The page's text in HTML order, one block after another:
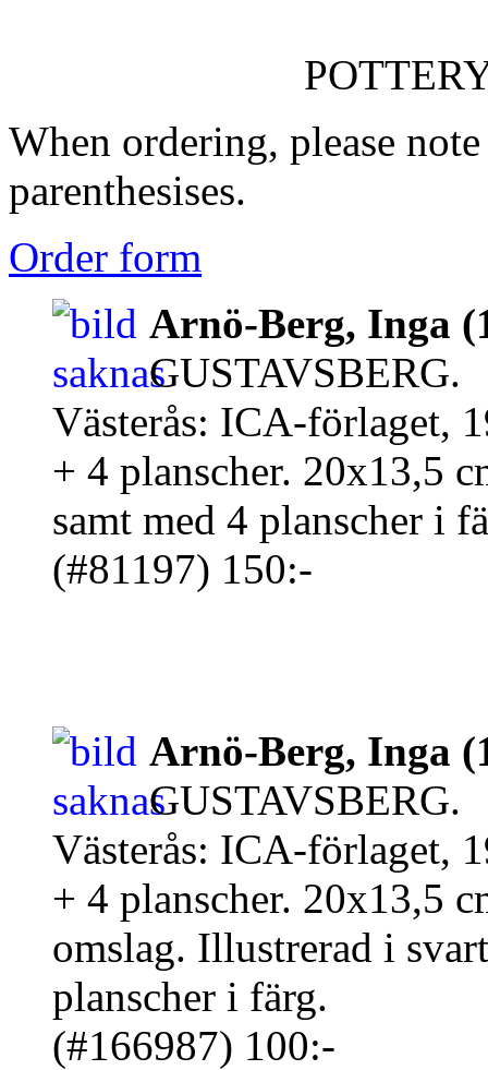
When ordering, please
parenthesises.
Order form
Arnö-Berg, Inga
GUSTAVSBERG.
Västerås: ICA-förlaget,
+ 4 planscher. 20x13,5
samt med 4 planscher i
(#81197) 150:-
Arnö-Berg, Inga
GUSTAVSBERG.
Västerås: ICA-förlaget,
+ 4 planscher. 20x13,5
omslag. Illustrerad i
planscher i färg.
(#166987) 100:-